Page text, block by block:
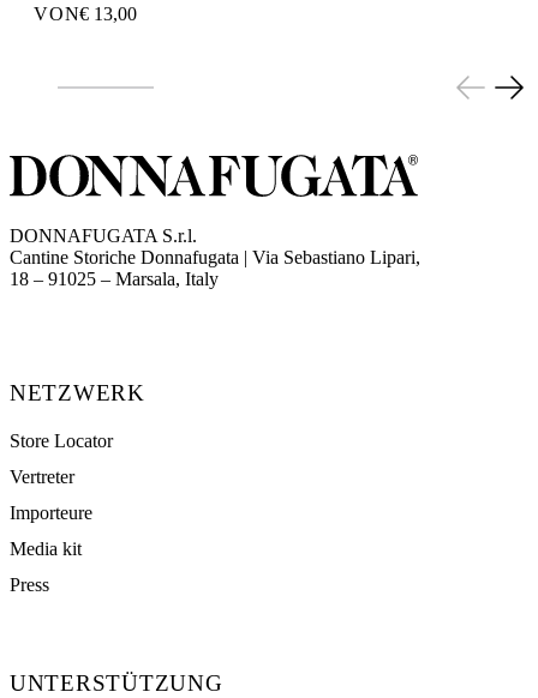
VON€ 13,00
DONNAFUGATA S.r.l.
Cantine Storiche Donnafugata | Via Sebastiano Lipari,
18 – 91025 – Marsala, Italy(opens in new tab)
NETZWERK
Store Locator
Vertreter
Importeure
Media kit
Press
UNTERSTÜTZUNG